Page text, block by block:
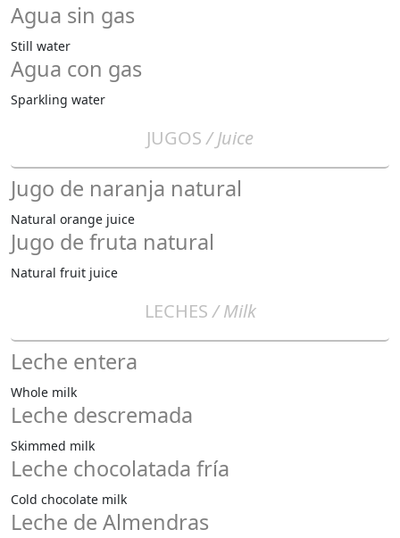
Agua sin gas
Still water
Agua con gas
Sparkling water
JUGOS/ Juice
Jugo de naranja natural
Natural orange juice
Jugo de fruta natural
Natural fruit juice
LECHES/ Milk
Leche entera
Whole milk
Leche descremada
Skimmed milk
Leche chocolatada fría
Cold chocolate milk
Leche de Almendras